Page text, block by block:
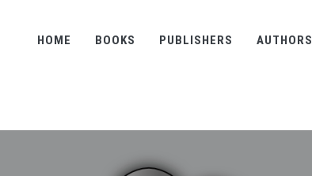
HOME BOOKS PUBLISHERS AUTHORS